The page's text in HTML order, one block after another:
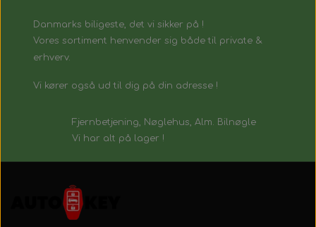
Danmarks biligeste, det vi sikker på !
Vores sortiment henvender sig både til private &
erhverv.
Vi kører også ud til dig på din adresse !
Fjernbetjening, Nøglehus, Alm. Bilnøgle
Vi har alt på lager !